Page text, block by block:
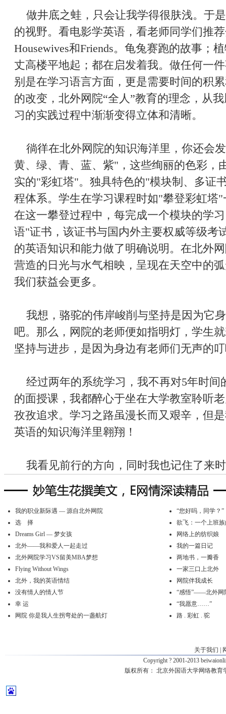
做井底之蛙，只会让我学得很肤浅。于
的视野。看电影学英语，看老师同学们推荐
Housewives和Friends。龟兔赛跑的故事；
丈高楼平地起；都在启发着我。做任何一
别是在学习语言方面，更是需要时间的积
的改变，北外网院“全人”教育的理念，从
习的实践过程中渐渐变得立体和清晰。
徜徉在北外网院的知识海洋里，你还会
黄、绿、青、蓝、紫"，这些绚丽的色彩，
实的"彩虹塔"。独具特色的"模块制、多证
程体系。学生在学习课程时如"攀登彩虹塔
在这一攀登过程中，每完成一个模块的学
语"证书，该证书与国内外主要权威等级考
的英语知识和能力做了明确说明。在北外
营造的日光与水气相映，呈现在天空中的
我们获益会更多。
我想，骆驼的伟岸峻削与坚持是因为它
吧。那么，网院的老师便如指明灯，学生
坚持与进步，是因为身边有老师们无声的
经过两年的系统学习，我不再对5年时
的面授课，我都醉心于坐在大学教室聆听
孜孜追求。学习之路虽漫长而又艰辛，但
英语的知识海洋里翱翔！
我看见前行的方向，同时我也记住了来
我的职业新际遇 — 源自北外网院
“您好吗，同学？”
选 择
欲飞：一个上班
Dreams Girl — 梦女孩
网络上的纺织娘
北外——我和爱人一起走过
我的一篇日记
北外网院学习VS留美MBA梦想
两地书，一瓣香
Flying Without Wings
一家三口上北外
北外，我的英语情结
网院伴我成长
没有情人的情人节
“感悟”——北外网
幸 运
“我愿意……”
网院 你是我人生拐弯处的一盏航灯
路 . 彩虹 . 驼
关于我们
Copyright ? 2001-2013
版权所有： 北京外国语大学网络教育